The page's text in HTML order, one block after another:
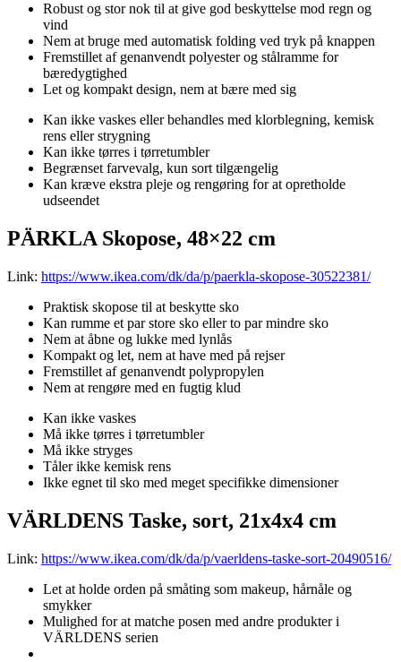
Robust og stor nok til at give god beskyttelse mod regn og
vind
Nem at bruge med automatisk folding ved tryk på knappen
Fremstillet af genanvendt polyester og stålramme for
bæredygtighed
Let og kompakt design, nem at bære med sig
Kan ikke vaskes eller behandles med klorblegning, kemisk
rens eller strygning
Kan ikke tørres i tørretumbler
Begrænset farvevalg, kun sort tilgængelig
Kan kræve ekstra pleje og rengøring for at opretholde
udseendet
PÄRKLA Skopose, 48×22 cm
Link: https://www.ikea.com/dk/da/p/paerkla-skopose-30522381/
Praktisk skopose til at beskytte sko
Kan rumme et par store sko eller to par mindre sko
Nem at åbne og lukke med lynlås
Kompakt og let, nem at have med på rejser
Fremstillet af genanvendt polypropylen
Nem at rengøre med en fugtig klud
Kan ikke vaskes
Må ikke tørres i tørretumbler
Må ikke stryges
Tåler ikke kemisk rens
Ikke egnet til sko med meget specifikke dimensioner
VÄRLDENS Taske, sort, 21x4x4 cm
Link: https://www.ikea.com/dk/da/p/vaerldens-taske-sort-20490516/
Let at holde orden på småting som makeup, hårnåle og
smykker
Mulighed for at matche posen med andre produkter i
VÄRLDENS serien